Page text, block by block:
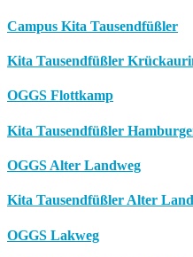
Campus Kita Tausendfüßler
Kita Tausendfüßler
OGGS Flottkamp
Kita Tausendfüßler
OGGS Alter Landweg
Kita Tausendfüßler Alter
OGGS Lakweg